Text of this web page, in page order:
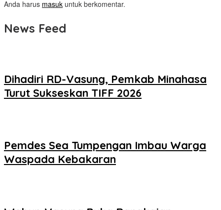
Anda harus masuk untuk berkomentar.
News Feed
Dihadiri RD-Vasung, Pemkab Minahasa
Turut Sukseskan TIFF 2026
Pemdes Sea Tumpengan Imbau Warga
Waspada Kebakaran